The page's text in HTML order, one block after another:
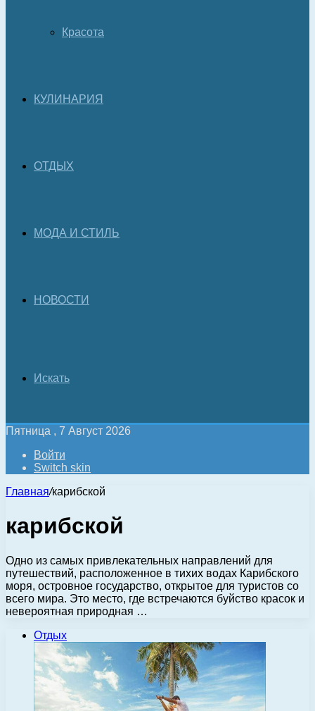
Красота
КУЛИНАРИЯ
ОТДЫХ
МОДА И СТИЛЬ
НОВОСТИ
Искать
Пятница , 7 Август 2026
Войти
Switch skin
Главная/карибской
карибской
Одно из самых привлекательных направлений для
путешествий, расположенное в тихих водах Карибского
моря, островное государство, открытое для туристов со
всего мира. Это место, где встречаются буйство красок и
невероятная природная …
Отдых